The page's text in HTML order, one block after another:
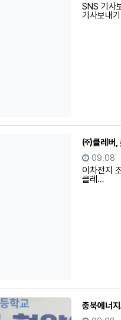
SNS 기사
기사보내
㈜클레버,
등록일
09.08
이차전지
클레…
충북에너